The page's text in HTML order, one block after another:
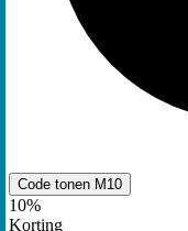
Code tonen M10
10%
Korting